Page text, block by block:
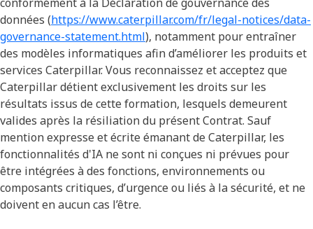
données (https://www.caterpillar.com/fr/legal-notices/data-
governance-statement.html), notamment pour entraîner
des modèles informatiques afin d’améliorer les produits et
services Caterpillar. Vous reconnaissez et acceptez que
Caterpillar détient exclusivement les droits sur les
résultats issus de cette formation, lesquels demeurent
valides après la résiliation du présent Contrat. Sauf
mention expresse et écrite émanant de Caterpillar, les
fonctionnalités d'IA ne sont ni conçues ni prévues pour
être intégrées à des fonctions, environnements ou
composants critiques, d’urgence ou liés à la sécurité, et ne
doivent en aucun cas l’être.